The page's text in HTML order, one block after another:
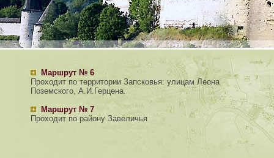
Маршрут № 6
Проходит по территории Запсковья: улицам Леона
Поземского, А.И.Герцена.
Маршрут № 7
Проходит по району Завеличья